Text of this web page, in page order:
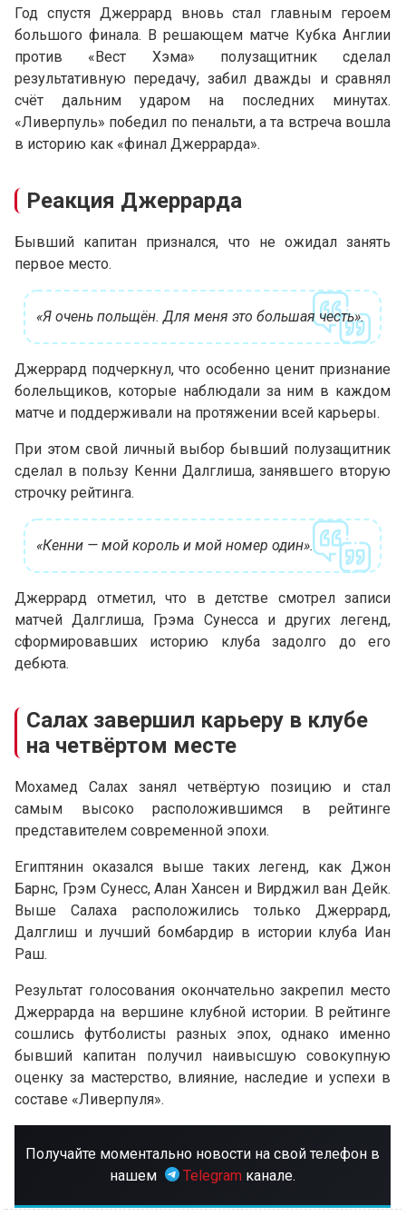
Год спустя Джеррард вновь стал главным героем
большого финала. В решающем матче Кубка Англии
против «Вест Хэма» полузащитник сделал
результативную передачу, забил дважды и сравнял
счёт дальним ударом на последних минутах.
«Ливерпуль» победил по пенальти, а та встреча вошла
в историю как «финал Джеррарда».
Реакция Джеррарда
Бывший капитан признался, что не ожидал занять
первое место.
«Я очень польщён. Для меня это большая честь».
Джеррард подчеркнул, что особенно ценит признание
болельщиков, которые наблюдали за ним в каждом
матче и поддерживали на протяжении всей карьеры.
При этом свой личный выбор бывший полузащитник
сделал в пользу Кенни Далглиша, занявшего вторую
строчку рейтинга.
«Кенни — мой король и мой номер один».
Джеррард отметил, что в детстве смотрел записи
матчей Далглиша, Грэма Сунесса и других легенд,
сформировавших историю клуба задолго до его
дебюта.
Салах завершил карьеру в клубе
на четвёртом месте
Мохамед Салах занял четвёртую позицию и стал
самым высоко расположившимся в рейтинге
представителем современной эпохи.
Египтянин оказался выше таких легенд, как Джон
Барнс, Грэм Сунесс, Алан Хансен и Вирджил ван Дейк.
Выше Салаха расположились только Джеррард,
Далглиш и лучший бомбардир в истории клуба Иан
Раш.
Результат голосования окончательно закрепил место
Джеррарда на вершине клубной истории. В рейтинге
сошлись футболисты разных эпох, однако именно
бывший капитан получил наивысшую совокупную
оценку за мастерство, влияние, наследие и успехи в
составе «Ливерпуля».
Получайте моментально новости на свой телефон в
нашем
Telegram канале.